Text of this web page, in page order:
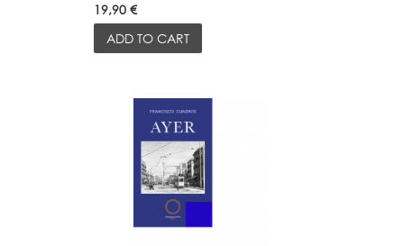
19,90 €
ADD TO CART